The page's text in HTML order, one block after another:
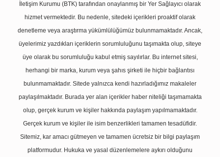
İletişim Kurumu (BTK) tarafından onaylanmış bir Yer Sağlayıcı olarak
hizmet vermektedir. Bu nedenle, sitedeki içerikleri proaktif olarak
denetleme veya araştırma yükümlülüğümüz bulunmamaktadır. Ancak,
üyelerimiz yazdıkları içeriklerin sorumluluğunu taşımakta olup, siteye
üye olarak bu sorumluluğu kabul etmiş sayılırlar. Bu internet sitesi,
herhangi bir marka, kurum veya şahıs şirketi ile hiçbir bağlantısı
bulunmamaktadır. Sitede yalnızca kendi hazırladığımız makaleler
paylaşılmaktadır. Burada yer alan içerikler haber niteliği taşımamakta
olup, gerçek kurum ve kişiler hakkında paylaşım yapılmamaktadır.
Gerçek kurum ve kişiler ile isim benzerlikleri tamamen tesadüfidir.
Sitemiz, kar amacı gütmeyen ve tamamen ücretsiz bir bilgi paylaşım
platformudur. Hukuka ve yasal düzenlemelere aykırı olduğunu